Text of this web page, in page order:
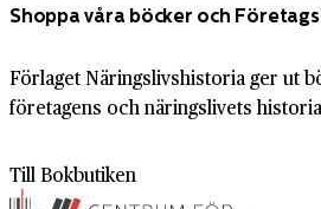
Shoppa våra böcker och
Förlaget Näringslivshistoria ger ut
företagens och näringslivets
Till Bokbutiken